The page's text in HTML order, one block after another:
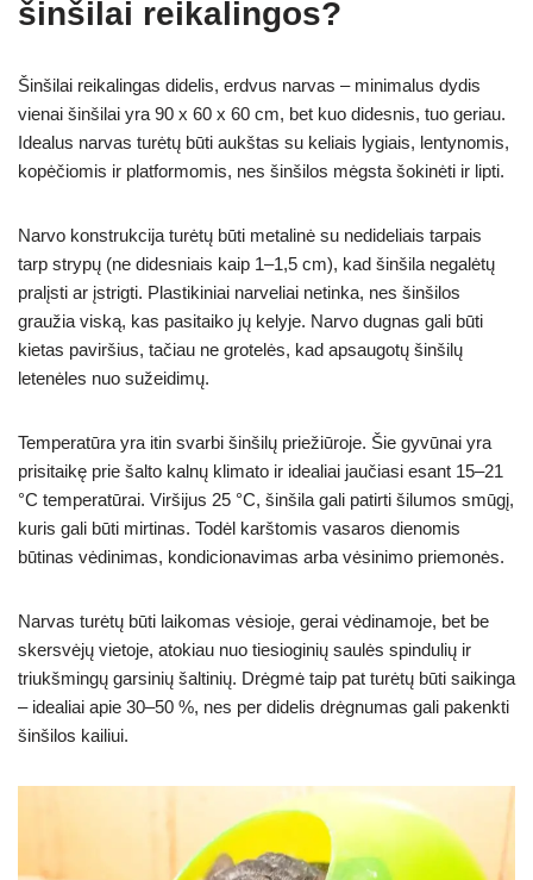
šinšilai reikalingos?
Šinšilai reikalingas didelis, erdvus narvas – minimalus dydis
vienai šinšilai yra 90 x 60 x 60 cm, bet kuo didesnis, tuo geriau.
Idealus narvas turėtų būti aukštas su keliais lygiais, lentynomis,
kopėčiomis ir platformomis, nes šinšilos mėgsta šokinėti ir lipti.
Narvo konstrukcija turėtų būti metalinė su nedideliais tarpais
tarp strypų (ne didesniais kaip 1–1,5 cm), kad šinšila negalėtų
pralįsti ar įstrigti. Plastikiniai narveliai netinka, nes šinšilos
graužia viską, kas pasitaiko jų kelyje. Narvo dugnas gali būti
kietas paviršius, tačiau ne grotelės, kad apsaugotų šinšilų
letenėles nuo sužeidimų.
Temperatūra yra itin svarbi šinšilų priežiūroje. Šie gyvūnai yra
prisitaikę prie šalto kalnų klimato ir idealiai jaučiasi esant 15–21
°C temperatūrai. Viršijus 25 °C, šinšila gali patirti šilumos smūgį,
kuris gali būti mirtinas. Todėl karštomis vasaros dienomis
būtinas vėdinimas, kondicionavimas arba vėsinimo priemonės.
Narvas turėtų būti laikomas vėsioje, gerai vėdinamoje, bet be
skersvėjų vietoje, atokiau nuo tiesioginių saulės spindulių ir
triukšmingų garsinių šaltinių. Drėgmė taip pat turėtų būti saikinga
– idealiai apie 30–50 %, nes per didelis drėgnumas gali pakenkti
šinšilos kailiui.